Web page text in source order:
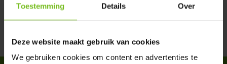
Toestemming Details Over
Deze website maakt gebruik van cookies
We gebruiken cookies om content en advertenties te
Évaluations